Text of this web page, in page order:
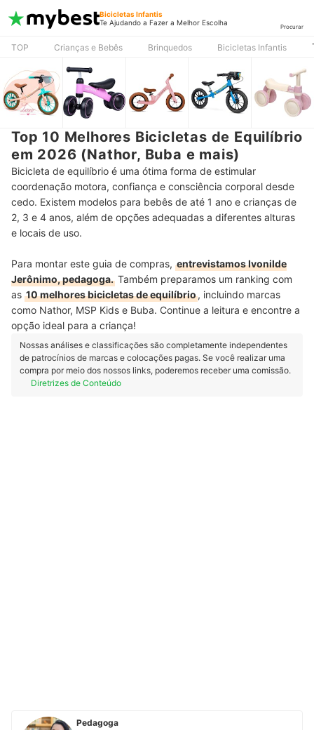
Bicicletas Infantis
Te Ajudando a Fazer a Melhor Escolha
Procurar
TOP Crianças e Bebês Brinquedos Bicicletas Infantis
Top 10 Melhores Bicicletas de Equilíbrio
em 2026 (Nathor, Buba e mais)
Bicicleta de equilíbrio é uma ótima forma de estimular
coordenação motora, confiança e consciência corporal desde
cedo. Existem modelos para bebês de até 1 ano e crianças de
2, 3 e 4 anos, além de opções adequadas a diferentes alturas
e locais de uso.
Para montar este guia de compras, entrevistamos Ivonilde
Jerônimo, pedagoga. Também preparamos um ranking com
as 10 melhores bicicletas de equilíbrio, incluindo marcas
como Nathor, MSP Kids e Buba. Continue a leitura e encontre a
opção ideal para a criança!
Nossas análises e classificações são completamente independentes
de patrocínios de marcas e colocações pagas. Se você realizar uma
compra por meio dos nossos links, poderemos receber uma comissão.
Diretrizes de Conteúdo
Pedagoga